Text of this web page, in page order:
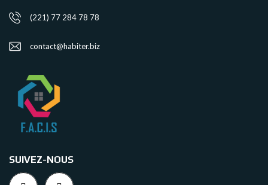
(221) 77 284 78 78
contact@habiter.biz
SUIVEZ-NOUS